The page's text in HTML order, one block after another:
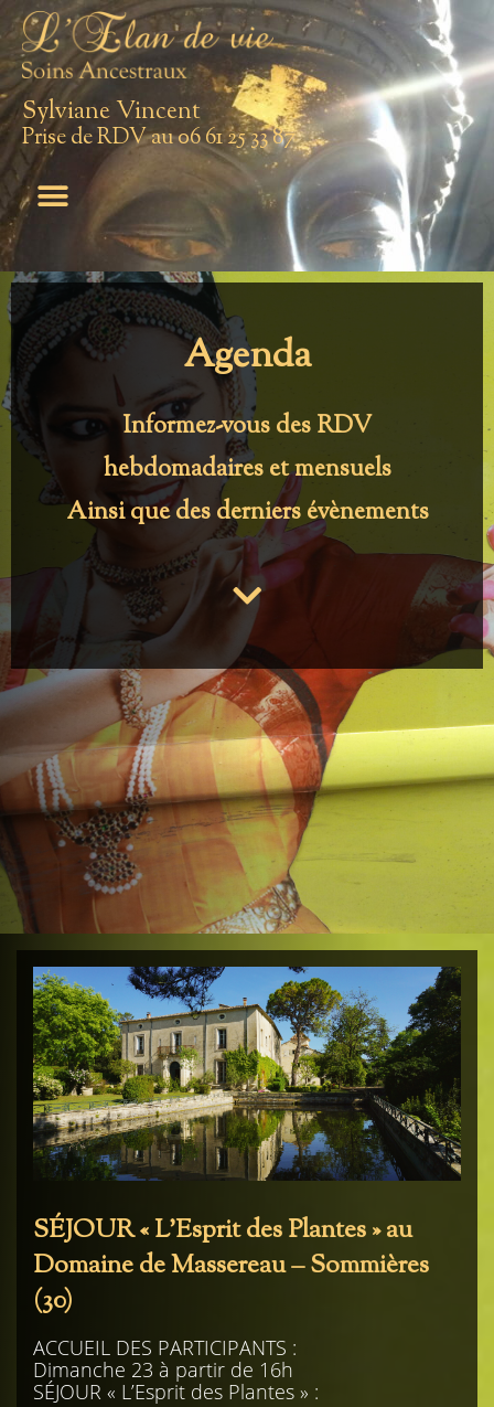
Sylviane Vincent
Prise de RDV au 06 61 25 33 87
Agenda
Informez-vous des RDV
hebdomadaires et mensuels
Ainsi que des derniers évènements
SÉJOUR « L’Esprit des Plantes » au
Domaine de Massereau – Sommières
(30)
ACCUEIL DES PARTICIPANTS :
Dimanche 23 à partir de 16h
SÉJOUR « L’Esprit des Plantes » :